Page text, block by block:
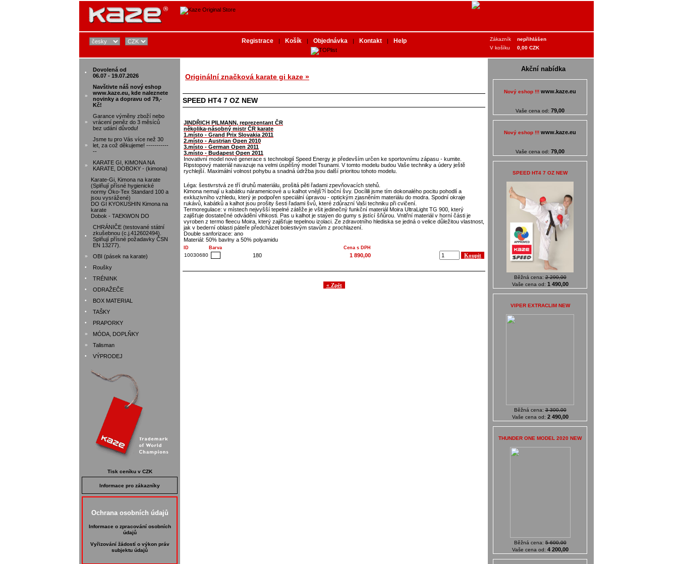
•
Dovolená od
06.07 - 19.07.2026
»
Navštivte náš nový eshop
www.kaze.eu, kde naleznete
novinky a dopravu od 79,-
Kč!
»
Garance výměny zboží nebo
vrácení peněz do 3 měsíců
bez udání důvodu!
»
Jsme tu pro Vás více než 30
let, za což děkujeme! -----------
--
»
KARATE GI, KIMONA NA
KARATE, DOBOKY - (kimona)
Karate-Gi, Kimona na karate
(Splňují přísné hygienické
normy Öko-Tex Standard 100 a
jsou vysrážené)
DO GI KYOKUSHIN Kimona na
karate
Dobok - TAEKWON DO
•
CHRÁNIČE (testované státní
zkušebnou (c.j.412602494).
Splňují přísné požadavky ČSN
EN 13277).
» OBI (pásek na karate)
• Roušky
• TRÉNINK
• ODRAŽEČE
• BOX MATERIAL
• TAŠKY
• PRAPORKY
» MÓDA, DOPLŇKY
» Talisman
• VÝPRODEJ
Tisk ceníku v CZK
Informace pro zákazníky
Ochrana osobních údajů
Informace o zpracování osobních
údajů
Vyřizování žádostí o výkon práv
subjektu údajů
Registrace | Košík | Objednávka | Kontakt | Help Zákazník
nepřihlášen
V košíku
0,00 CZK
Originální značková karate gi kaze »
SPEED HT4 7 OZ NEW
JINDŘICH PILMANN, reprezentant ČR
několika-násobný mistr ČR karate
1.místo - Grand Prix Slovakia 2011
2.místo - Austrian Open 2010
3.místo - German Open 2011
3.místo - Budapest Open 2011
Inovativní model nové generace s technologií Speed Energy je především určen ke sportovnímu zápasu - kumite.
Ripstopový materiál navazuje na velmi úspěšný model Tsunami. V tomto modelu budou Vaše techniky a údery ještě
rychlejší. Maximální volnost pohybu a snadná údržba jsou další prioritou tohoto modelu.
Léga: šestivrstvá ze tří druhů materiálu, prošitá pěti řadami zpevňovacích stehů.
Kimona nemají u kabátku náramenicové a u kalhot vnějš?í boční švy. Docílili jsme tím dokonalého pocitu pohodlí a
exkluzivního vzhledu, který je podpořen speciální úpravou - optickým zjasněním materiálu do modra. Spodní okraje
rukávů, kabátků a kalhot jsou prošity šesti řadami švů, které zdůrazní Vaši techniku při cvičení.
Termoregulace: v místech nejvyšší tepelné zátěže je všit jedinečný funkční materiál Moira UltraLight TG 900, který
zajišťuje dostatečné odvádění vlhkosti. Pas u kalhot je staýen do gumy s jistící šňůrou. Vnitřní materiál v horní části je
vyroben z termo fleecu Moira, který zajišťuje tepelnou izolaci. Ze zdravotního hlediska se jedná o velice důležitou vlastnost,
jak v bederní oblasti páteře předcházet bolestivým stavům z prochlazení.
Double sanforizace: ano
Materiál: 50% bavlny a 50% polyamidu
ID Barva Cena s DPH
10030680 180 1 890,00
Akční nabídka
Nový eshop !!! www.kaze.eu
Vaše cena od: 79,00
Nový eshop !!! www.kaze.eu
Vaše cena od: 79,00
SPEED HT4 7 OZ NEW
Běžná cena:2 290,00
Vaše cena od: 1 490,00
VIPER EXTRACLIM NEW
Běžná cena:3 300,00
Vaše cena od: 2 490,00
THUNDER ONE MODEL 2020 NEW
Běžná cena:5 600,00
Vaše cena od: 4 200,00